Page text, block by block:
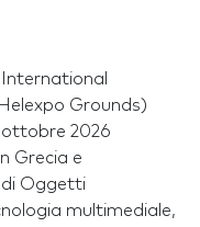
Grounds)
ottobre 2026
Grecia e
Oggetti
multimediale,